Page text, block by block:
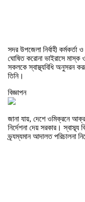
সদর উপজেলা নির্বাহী কর্মকর্তা
ঘোষিত করোনা ভাইরাসে মাস্ক
সকলকে স্বাস্থ্যবিধি অনুসরন
তিনি।
বিজ্ঞাপন
জানা যায়, দেশে ওমিক্রনে
নির্দেশনা দেয় সরকার। স্বাস্ব্য
ভ্র্যম্যমান আদালত পরিচালনা